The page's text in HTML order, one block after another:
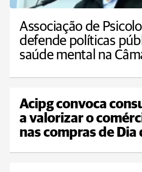
Associação de
defende políticas
saúde mental na
Acipg convoca
a valorizar o
nas compras de Dia